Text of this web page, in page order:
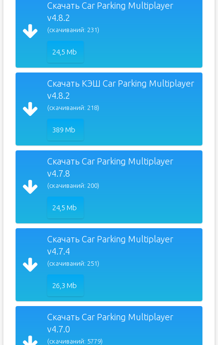
Скачать Car Parking Multiplayer
v4.8.2
(скачиваний: 231)
24,5 Mb
Скачать КЭШ Car Parking Multiplayer
v4.8.2
(скачиваний: 218)
389 Mb
Скачать Car Parking Multiplayer
v4.7.8
(скачиваний: 200)
24,5 Mb
Скачать Car Parking Multiplayer
v4.7.4
(скачиваний: 251)
26,3 Mb
Скачать Car Parking Multiplayer
v4.7.0
(скачиваний: 5779)